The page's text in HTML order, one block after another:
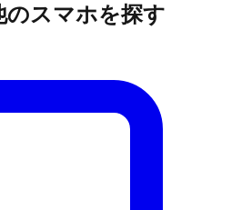
スマホを探す